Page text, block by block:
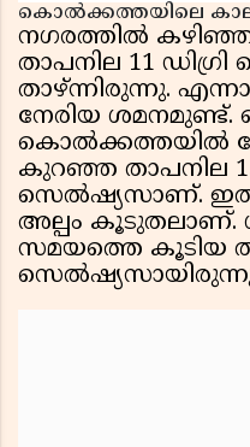
കൊൽക്കത്തയിലെ
നഗരത്തിൽ
താപനില 11
താഴ്ന്നിരുന്നു.
നേരിയ ശമനമുണ്ട്.
കൊൽക്കത്തയിൽ
കുറഞ്ഞ താപനില
സെൽഷ്യസാണ്.
അല്പം കൂടുതലാണ്.
സമയത്തെ കൂടിയ